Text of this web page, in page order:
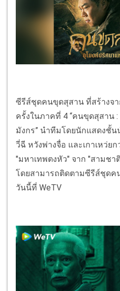
ซีรีส์ชุดคนขุดสุสาน ที่สร้างจ
ครั้งในภาคที่ 4 “คนขุดสุสาน
มังกร” นำทีมโดยนักแสดงชั้น
วี่ฉี หวังพ่างจื่อ และเกาเหว่ย
"มหาเทพตงหัว" จาก "สามช
โดยสามารถติดตามซีรีส์ชุดค
วันนี้ที่ WeTV